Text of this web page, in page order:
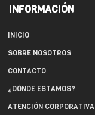
INFORMACIÓN
INICIO
SOBRE NOSOTROS
CONTACTO
¿DÓNDE ESTAMOS?
ATENCIÓN CORPORATIVA